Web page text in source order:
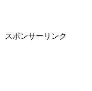
スポンサーリンク